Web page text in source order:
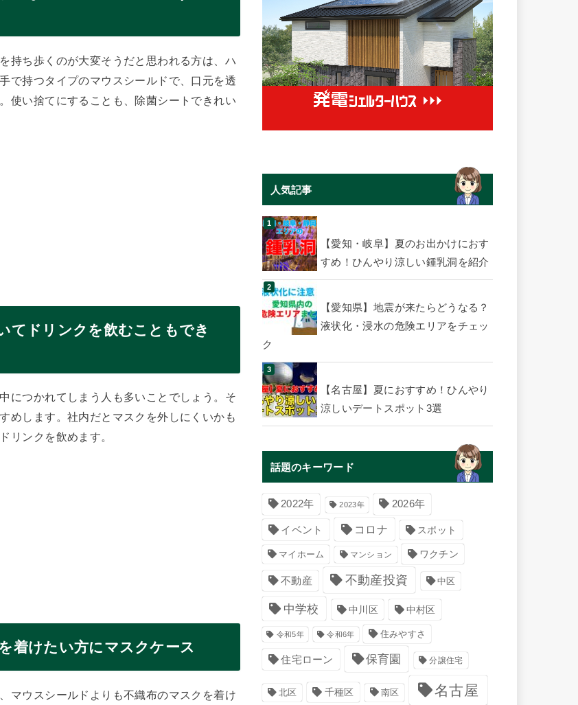
持ち歩くのが大変そうだと思われる方は、ハ
で持つタイプのマウスシールドで、口元を透
使い捨てにすることも、除菌シートできれい
てドリンクを飲むこともでき
につかれてしまう人も多いことでしょう。そ
めします。社内だとマスクを外しにくいかも
リンクを飲めます。
着けたい方にマスクケース
マウスシールドよりも不織布のマスクを着け
人気記事
【愛知・岐阜】夏のお出かけにおす
すめ！ひんやり涼しい鍾乳洞を紹介
【愛知県】地震が来たらどうなる？
液状化・浸水の危険エリアをチェッ
ク
【名古屋】夏におすすめ！ひんやり
涼しいデートスポット3選
話題のキーワード
2022年 2023年 2026年
イベント コロナ スポット
マイホーム マンション ワクチン
不動産 不動産投資 中区
中学校 中川区 中村区
令和5年 令和6年 住みやすさ
住宅ローン 保育園 分譲住宅
北区 千種区 南区 名古屋